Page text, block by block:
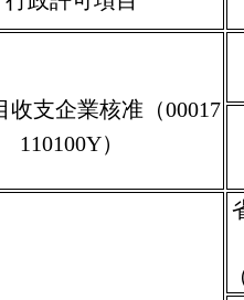
收支企業核准（00017
110100Y）